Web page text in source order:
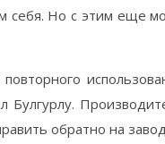
себя. Но с этим еще
Булгурлу.
обратно на